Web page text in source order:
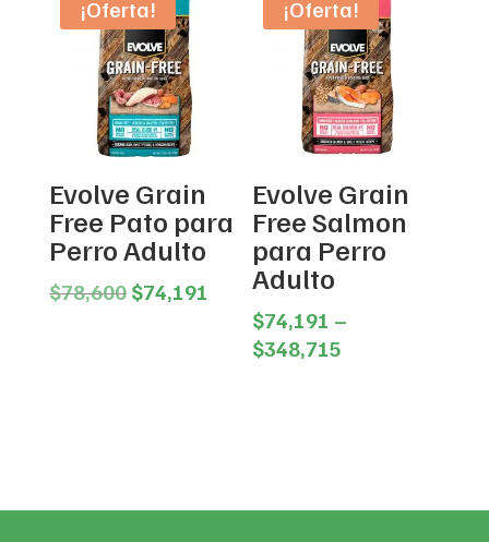
$602,330
¡Oferta!
Evolve Grain
Free Pato para
Perro Adulto
$78,600 Original
$74,191 Current
price
¡Oferta!
Evolve Grain
Free Salmon
para Perro
Adulto
$74,191 –
$348,715